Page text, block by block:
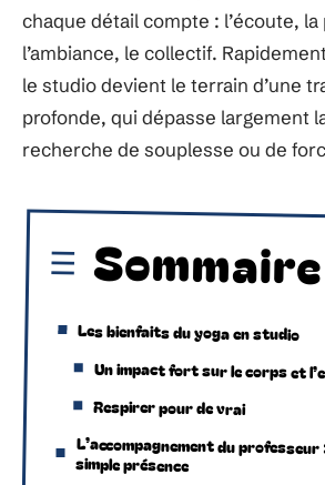
chaque détail compte : l’écoute,
l’ambiance, le collectif.
le studio devient le terrain d’une
profonde, qui dépasse largement
recherche de souplesse ou de
Sommaire
Les bienfaits du yoga en studio
Un impact fort sur le corps et
Respirer pour de vrai
L’accompagnement du professeur
simple présence